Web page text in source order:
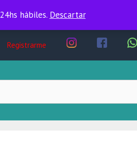
las 24hs hábiles.
hábiles. Descartar
Registrarme